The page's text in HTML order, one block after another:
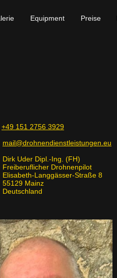
Equipment Preise
+49 151 2756 3929
mail@drohnendienstleistungen.eu
Dirk Uder Dipl.-Ing. (FH)
Drohnenpilot
Langgässer-Straße 8
Mainz